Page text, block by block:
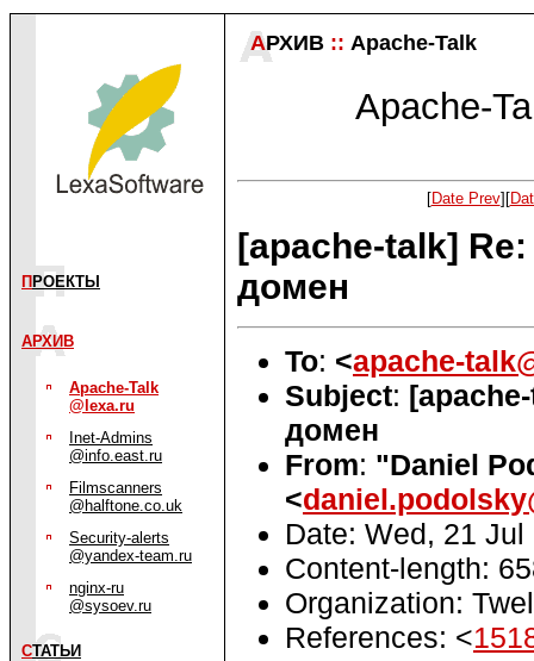
П РОЕКТЫ
АРХИВ
Apache-Talk
@lexa.ru
Inet-Admins
@info.east.ru
Filmscanners
@halftone.co.uk
Security-alerts
@yandex-team.ru
nginx-ru
@sysoev.ru
СТАТЬИ
АРХИВ :: Apache-Talk
Apache-
[Date Prev][
[apache-talk]
домен
To: <apache-
Subject:
домен
From: "Daniel
<
Date: Wed, 21
Content-length:
Organization:
References: <